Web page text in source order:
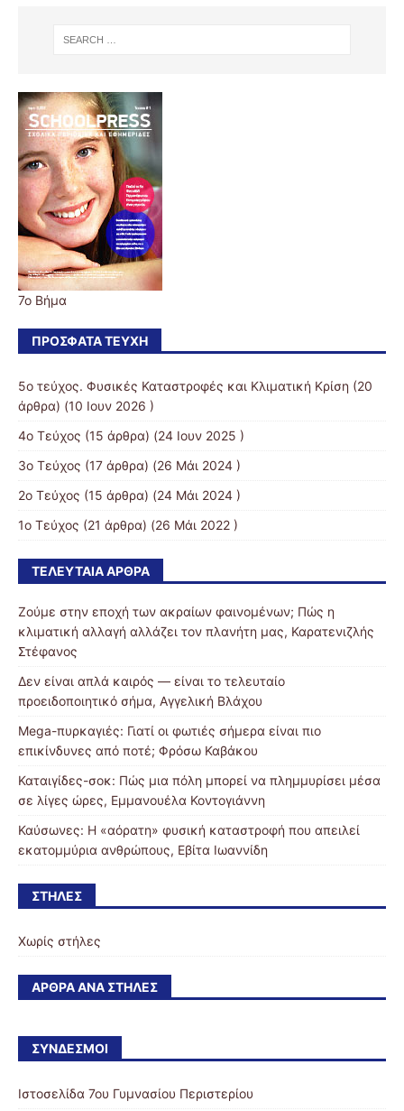
7o Βήμα
ΠΡΌΣΦΑΤΑ ΤΕΎΧΗ
5ο τεύχος. Φυσικές Καταστροφές και Κλιματική Κρίση (20
άρθρα) (10 Ιουν 2026 )
4ο Τεύχος (15 άρθρα) (24 Ιουν 2025 )
3ο Τεύχος (17 άρθρα) (26 Μάι 2024 )
2ο Τεύχος (15 άρθρα) (24 Μάι 2024 )
1ο Τεύχος (21 άρθρα) (26 Μάι 2022 )
ΤΕΛΕΥΤΑΊΑ ΆΡΘΡΑ
Ζούμε στην εποχή των ακραίων φαινομένων; Πώς η
κλιματική αλλαγή αλλάζει τον πλανήτη μας, Καρατενιζλής
Στέφανος
Δεν είναι απλά καιρός — είναι το τελευταίο
προειδοποιητικό σήμα, Αγγελική Βλάχου
Mega-πυρκαγιές: Γιατί οι φωτιές σήμερα είναι πιο
επικίνδυνες από ποτέ; Φρόσω Καβάκου
Καταιγίδες-σοκ: Πώς μια πόλη μπορεί να πλημμυρίσει μέσα
σε λίγες ώρες, Εμμανουέλα Κοντογιάννη
Καύσωνες: Η «αόρατη» φυσική καταστροφή που απειλεί
εκατομμύρια ανθρώπους, Εβίτα Ιωαννίδη
ΣΤΉΛΕΣ
Χωρίς στήλες
ΆΡΘΡΑ ΑΝΆ ΣΤΉΛΕΣ
ΣΎΝΔΕΣΜΟΙ
Ιστοσελίδα 7ου Γυμνασίου Περιστερίου